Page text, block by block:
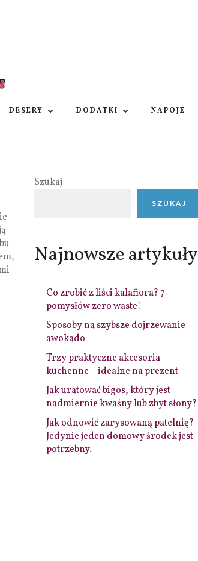
DESERY DODATKI NAPOJE
Szukaj
SZUKAJ
Najnowsze artykuły
Co zrobić z liści kalafiora? 7
pomysłów zero waste!
Sposoby na szybsze dojrzewanie
awokado
Trzy praktyczne akcesoria
kuchenne – idealne na prezent
Jak uratować bigos, który jest
nadmiernie kwaśny lub zbyt słony?
Jak odnowić zarysowaną patelnię?
Jedynie jeden domowy środek jest
potrzebny.